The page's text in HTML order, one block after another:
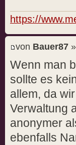
https://
von Bauer87
Wenn man
sollte es
allem, da
Verwaltung
anonymer
ebenfalls